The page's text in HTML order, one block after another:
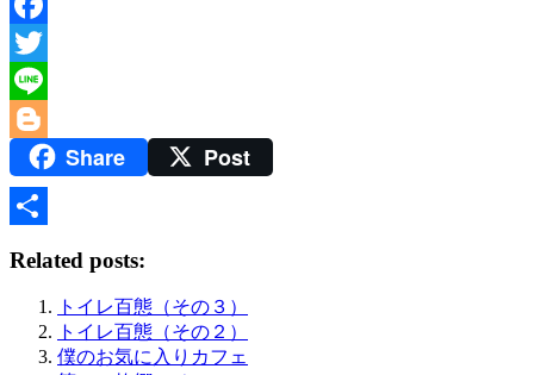
Facebook
Twitter
Line
BloggerShare Post
Related posts:
トイレ百態（その３）
トイレ百態（その２）
僕のお気に入りカフェ